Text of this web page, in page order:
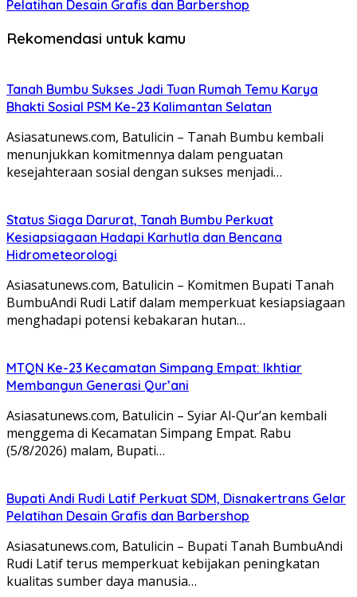
Pelatihan Desain Grafis dan Barbershop
Rekomendasi untuk kamu
Tanah Bumbu Sukses Jadi Tuan Rumah Temu Karya
Bhakti Sosial PSM Ke-23 Kalimantan Selatan
Asiasatunews.com, Batulicin – Tanah Bumbu kembali
menunjukkan komitmennya dalam penguatan
kesejahteraan sosial dengan sukses menjadi…
Status Siaga Darurat, Tanah Bumbu Perkuat
Kesiapsiagaan Hadapi Karhutla dan Bencana
Hidrometeorologi
Asiasatunews.com, Batulicin – Komitmen Bupati Tanah
BumbuAndi Rudi Latif dalam memperkuat kesiapsiagaan
menghadapi potensi kebakaran hutan…
MTQN Ke-23 Kecamatan Simpang Empat: Ikhtiar
Membangun Generasi Qur’ani
Asiasatunews.com, Batulicin – Syiar Al-Qur’an kembali
menggema di Kecamatan Simpang Empat. Rabu
(5/8/2026) malam, Bupati…
Bupati Andi Rudi Latif Perkuat SDM, Disnakertrans Gelar
Pelatihan Desain Grafis dan Barbershop
Asiasatunews.com, Batulicin – Bupati Tanah BumbuAndi
Rudi Latif terus memperkuat kebijakan peningkatan
kualitas sumber daya manusia…